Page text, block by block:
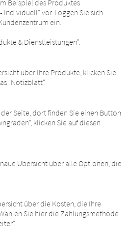
Beispiel des Produktes
Individuell" vor. Loggen Sie sich
ein.
& Dienstleistungen".
über Ihre Produkte, klicken Sie
"Notizblatt".
der Seite, dort finden Sie einen Button
klicken Sie auf diesen
Übersicht über alle Optionen, die
über die Kosten, die Ihre
Sie hier die Zahlungsmethode